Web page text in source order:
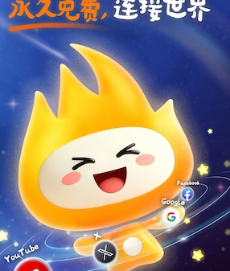
[0]
旋风加速器
软件中心 雷霆加速
狂飙加速器
冲鸭加速app
加速器
柠檬加速器
器梯子 快鸭免费加速器永久免费